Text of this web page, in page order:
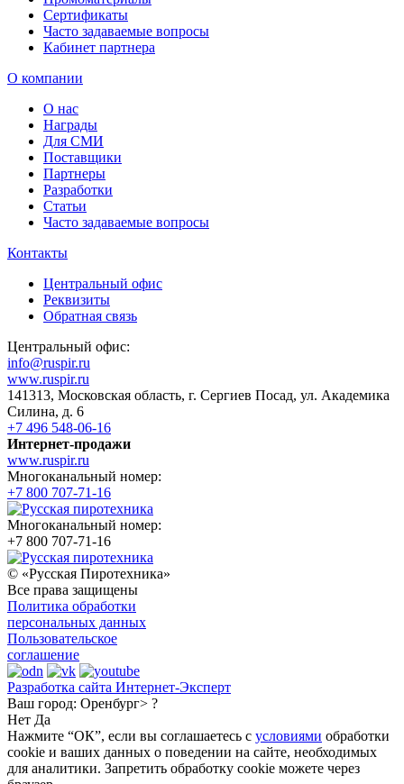
Сертификаты
Часто задаваемые вопросы
Кабинет партнера
О компании
О нас
Награды
Для СМИ
Поставщики
Партнеры
Разработки
Статьи
Часто задаваемые вопросы
Контакты
Центральный офис
Реквизиты
Обратная связь
Центральный офис:
info@ruspir.ru
www.ruspir.ru
141313, Московская область, г. Сергиев Посад, ул. Академика
Силина, д. 6
+7 496 548-06-16
Интернет-продажи
www.ruspir.ru
Многоканальный номер:
+7 800 707-71-16
Многоканальный номер:
+7 800 707-71-16
© «Русская Пиротехника»
Все права защищены
Политика обработки
персональных данных
Пользовательское
соглашение
Разработка сайта Интернет-Эксперт
Ваш город: Оренбург> ?
Нет Да
Нажмите “ОК”, если вы соглашаетесь с условиями обработки
cookie и ваших данных о поведении на сайте, необходимых
для аналитики. Запретить обработку cookie можете через